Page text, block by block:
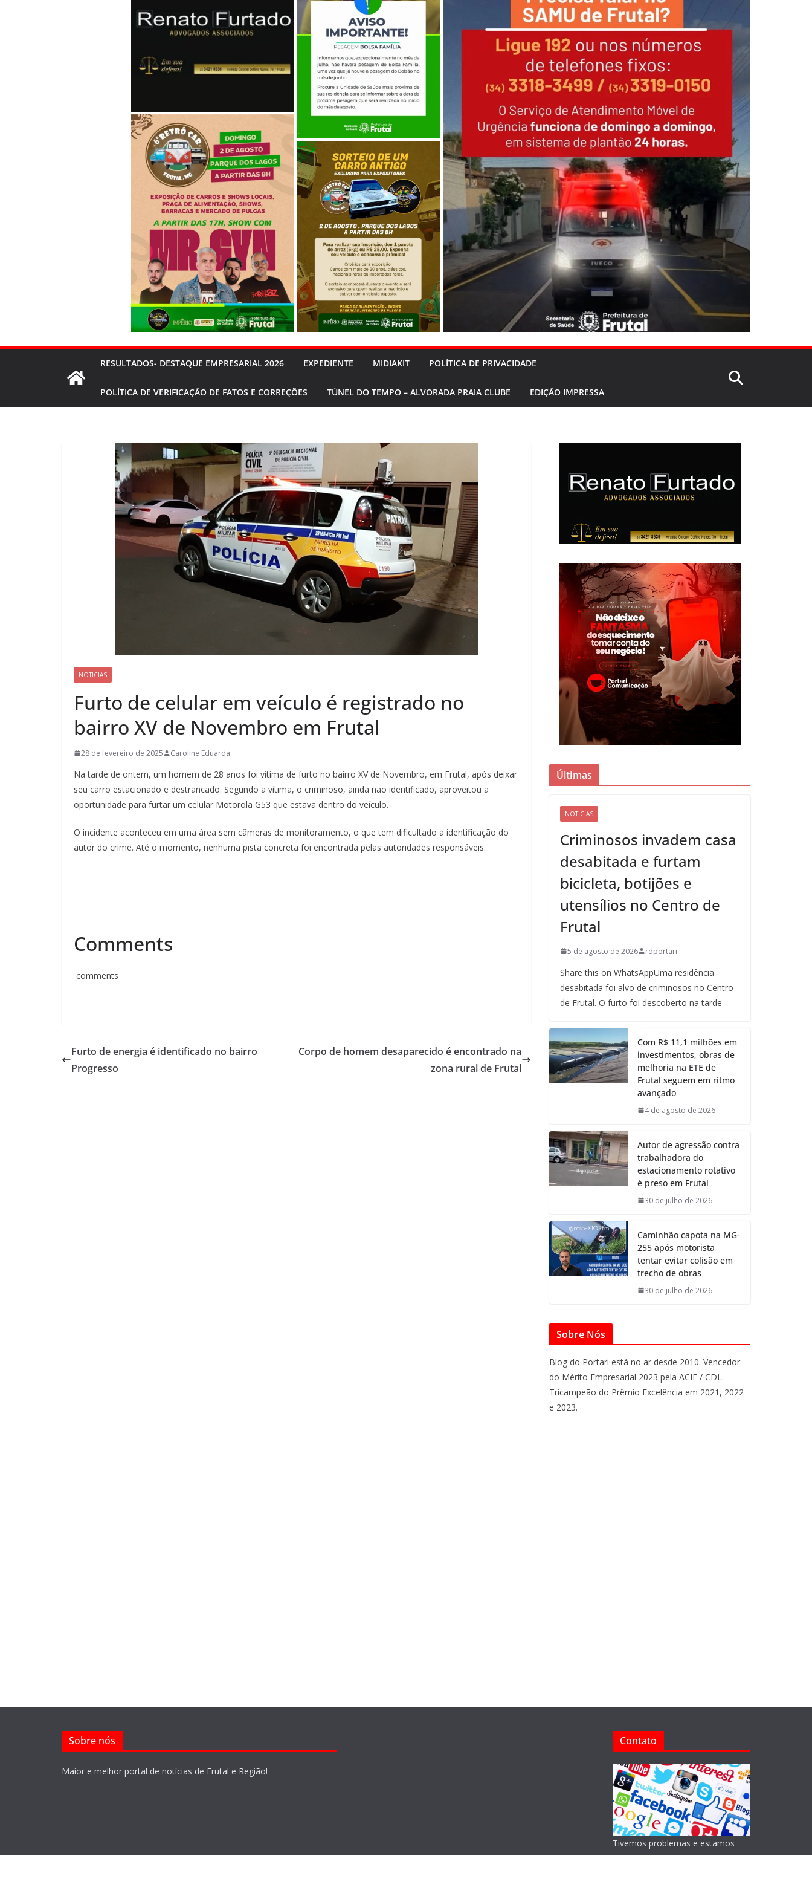
RESULTADOS- DESTAQUE EMPRESARIAL 2026 EXPEDIENTE MIDIAKIT POLÍTICA DE PRIVACIDADE
POLÍTICA DE VERIFICAÇÃO DE FATOS E CORREÇÕES TÚNEL DO TEMPO – ALVORADA PRAIA CLUBE EDIÇÃO IMPRESSA
NOTICIAS
Furto de celular em veículo é registrado no
bairro XV de Novembro em Frutal
28 de fevereiro de 2025 Caroline Eduarda
Na tarde de ontem, um homem de 28 anos foi vítima de furto no bairro XV de Novembro, em Frutal, após deixar
seu carro estacionado e destrancado. Segundo a vítima, o criminoso, ainda não identificado, aproveitou a
oportunidade para furtar um celular Motorola G53 que estava dentro do veículo.
O incidente aconteceu em uma área sem câmeras de monitoramento, o que tem dificultado a identificação do
autor do crime. Até o momento, nenhuma pista concreta foi encontrada pelas autoridades responsáveis.
Comments
comments
Furto de energia é identificado no bairro
Progresso
Corpo de homem desaparecido é encontrado na
zona rural de Frutal
Últimas
NOTICIAS
Criminosos invadem casa
desabitada e furtam
bicicleta, botijões e
utensílios no Centro de
Frutal
5 de agosto de 2026 rdportari
Share this on WhatsAppUma residência
desabitada foi alvo de criminosos no Centro
de Frutal. O furto foi descoberto na tarde
Com R$ 11,1 milhões em
investimentos, obras de
melhoria na ETE de
Frutal seguem em ritmo
avançado
4 de agosto de 2026
Autor de agressão contra
trabalhadora do
estacionamento rotativo
é preso em Frutal
30 de julho de 2026
Caminhão capota na MG-
255 após motorista
tentar evitar colisão em
trecho de obras
30 de julho de 2026
Sobre Nós
Blog do Portari está no ar desde 2010. Vencedor
do Mérito Empresarial 2023 pela ACIF / CDL.
Tricampeão do Prêmio Excelência em 2021, 2022
e 2023.
Sobre nós
Maior e melhor portal de notícias de Frutal e Região!
Contato
Tivemos problemas e estamos
reorganizando o Blog!